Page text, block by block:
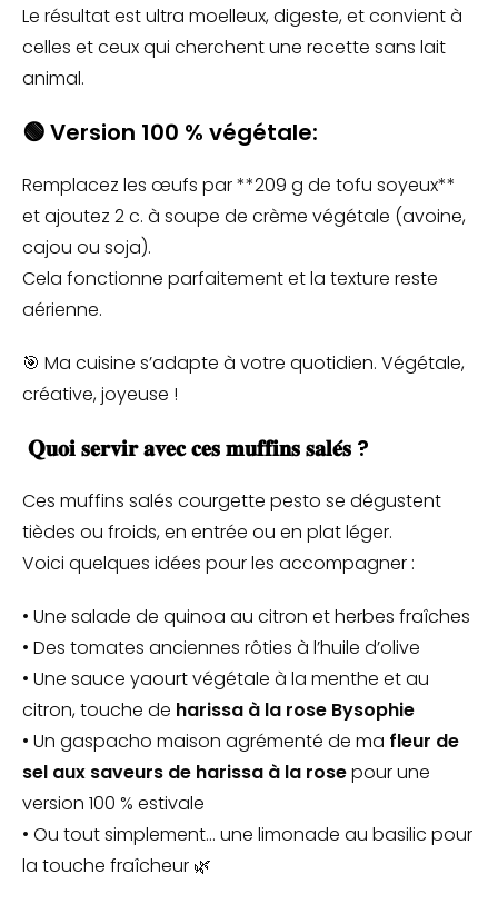
Le résultat est ultra moelleux, digeste, et convient à
celles et ceux qui cherchent une recette sans lait
animal.
🟢 Version 100 % végétale:
Remplacez les œufs par **209 g de tofu soyeux**
et ajoutez 2 c. à soupe de crème végétale (avoine,
cajou ou soja).
Cela fonctionne parfaitement et la texture reste
aérienne.
🎯 Ma cuisine s’adapte à votre quotidien. Végétale,
créative, joyeuse !
𝐐𝐮𝐨𝐢 𝐬𝐞𝐫𝐯𝐢𝐫 𝐚𝐯𝐞𝐜 𝐜𝐞𝐬 𝐦𝐮𝐟𝐟𝐢𝐧𝐬 𝐬𝐚𝐥𝐞́𝐬 ?
Ces muffins salés courgette pesto se dégustent
tièdes ou froids, en entrée ou en plat léger.
Voici quelques idées pour les accompagner :
• Une salade de quinoa au citron et herbes fraîches
• Des tomates anciennes rôties à l’huile d’olive
• Une sauce yaourt végétale à la menthe et au
citron, touche de harissa à la rose Bysophie
• Un gaspacho maison agrémenté de ma fleur de
sel aux saveurs de harissa à la rosepour une
version 100 % estivale
• Ou tout simplement… une limonade au basilic pour
la touche fraîcheur 🌿